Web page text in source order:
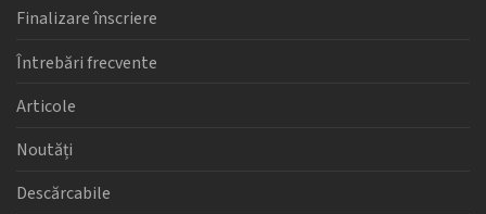
Finalizare înscriere
Întrebări frecvente
Articole
Noutăți
Descărcabile